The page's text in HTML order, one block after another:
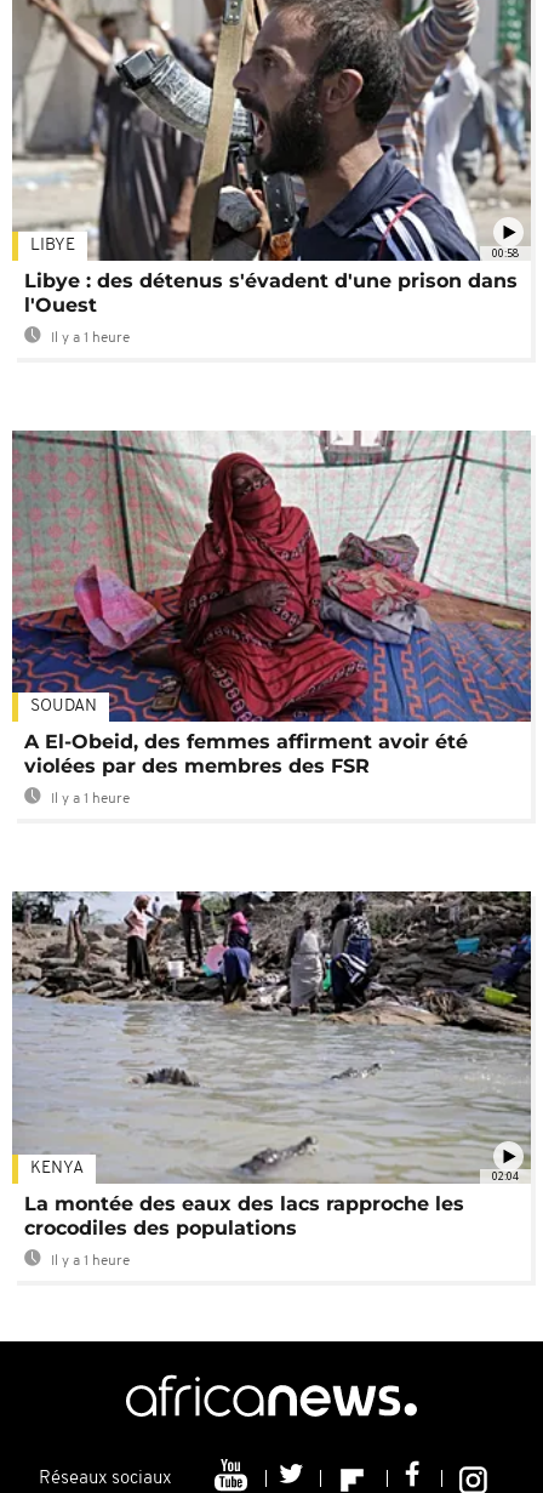
00:58
LIBYE
Libye : des détenus s'évadent d'une prison dans
l'Ouest
Il y a 1 heure
SOUDAN
A El-Obeid, des femmes affirment avoir été
violées par des membres des FSR
Il y a 1 heure
02:04
KENYA
La montée des eaux des lacs rapproche les
crocodiles des populations
Il y a 1 heure
Réseaux sociaux